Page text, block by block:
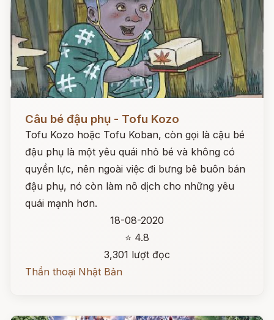
Câu bé đậu phụ - Tofu Kozo
Tofu Kozo hoặc Tofu Koban, còn gọi là cậu bé
đậu phụ là một yêu quái nhỏ bé và không có
quyền lực, nên ngoài việc đi bưng bê buôn bán
đậu phụ, nó còn làm nô dịch cho những yêu
quái mạnh hơn.
18-08-2020
⭐ 4.8
3,301 lượt đọc
Thần thoại Nhật Bản